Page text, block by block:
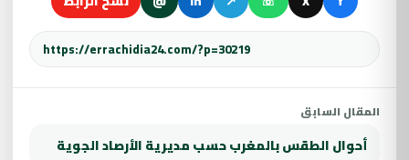
المقال السابق
أحوال الطقس بالمغرب حسب مديرية الأرصاد الجوية